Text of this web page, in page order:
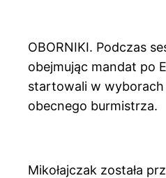
OBORNIKI. Podczas
obejmując mandat po
startowali w wyborach
obecnego burmistrza.
Mikołajczak została